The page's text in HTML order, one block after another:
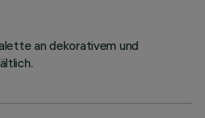
an dekorativem und